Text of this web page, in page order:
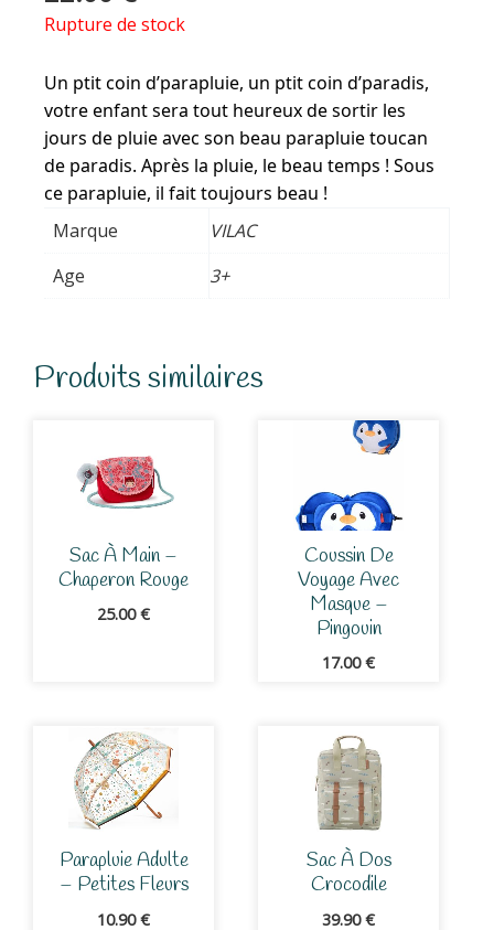
Rupture de stock
Un ptit coin d’parapluie, un ptit coin d’paradis,
votre enfant sera tout heureux de sortir les
jours de pluie avec son beau parapluie toucan
de paradis. Après la pluie, le beau temps ! Sous
ce parapluie, il fait toujours beau !
Marque
VILAC
Age
3+
Produits similaires
Sac À Main –
Chaperon Rouge
25.00€
Coussin De
Voyage Avec
Masque –
Pingouin
17.00€
Parapluie Adulte
– Petites Fleurs
10.90€
Sac À Dos
Crocodile
39.90€